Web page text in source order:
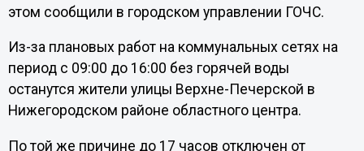
этом сообщили в городском управлении ГОЧС.
Из-за плановых работ на коммунальных сетях на
период с 09:00 до 16:00 без горячей воды
останутся жители улицы Верхне-Печерской в
Нижегородском районе областного центра.
По той же причине до 17 часов отключен от